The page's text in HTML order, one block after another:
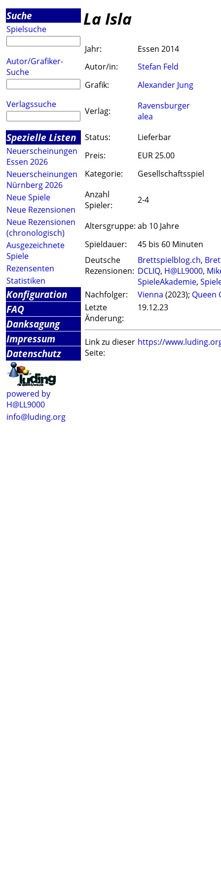
Suche
Spielsuche
Autor/Grafiker-
Suche
Verlagssuche
Spezielle Listen
Neuerscheinungen
Essen 2026
Neuerscheinungen
Nürnberg 2026
Neue Spiele
Neue Rezensionen
Neue Rezensionen
(chronologisch)
Ausgezeichnete
Spiele
Rezensenten
Statistiken
Konfiguration
FAQ
Danksagung
Impressum
Datenschutz
powered by
H@LL9000
info@luding.org
La Isla
Jahr:
Essen 2014
Autor/in:
Stefan Feld
Grafik:
Alexander Jung
Verlag:
Ravensburger
alea
Status:
Lieferbar
Preis:
EUR 25.00
Kategorie:
Gesellschaftsspiel
Anzahl
Spieler:
2-4
Altersgruppe: ab 10 Jahre
Spieldauer:
45 bis 60 Minuten
Deutsche
Rezensionen:
Brettspielblog.ch,
DCLIQ, H@LL9000,
SpieleAkademie,
Nachfolger:
Vienna (2023); Queen
Letzte
Änderung:
19.12.23
Link zu dieser
Seite:
https://